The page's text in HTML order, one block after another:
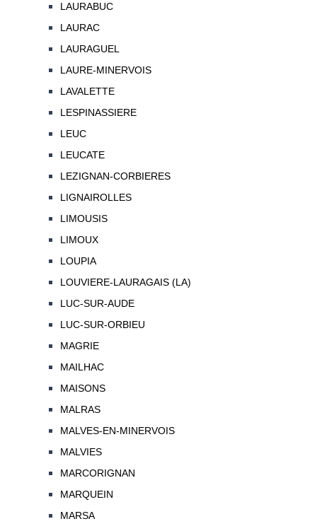
LAURABUC
LAURAC
LAURAGUEL
LAURE-MINERVOIS
LAVALETTE
LESPINASSIERE
LEUC
LEUCATE
LEZIGNAN-CORBIERES
LIGNAIROLLES
LIMOUSIS
LIMOUX
LOUPIA
LOUVIERE-LAURAGAIS (LA)
LUC-SUR-AUDE
LUC-SUR-ORBIEU
MAGRIE
MAILHAC
MAISONS
MALRAS
MALVES-EN-MINERVOIS
MALVIES
MARCORIGNAN
MARQUEIN
MARSA